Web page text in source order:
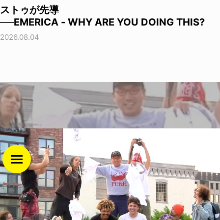
ストゥが先導
──EMERICA - WHY ARE YOU DOING THIS?
2026.08.04